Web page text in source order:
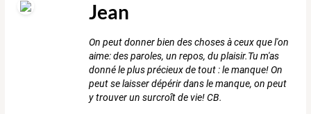
Jean
On peut donner bien des choses à ceux que l'on
aime: des paroles, un repos, du plaisir.Tu m'as
donné le plus précieux de tout : le manque! On
peut se laisser dépérir dans le manque, on peut
y trouver un surcroît de vie! CB.